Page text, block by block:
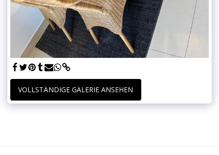
VOLLSTÄNDIGE GALERIE ANSEHEN